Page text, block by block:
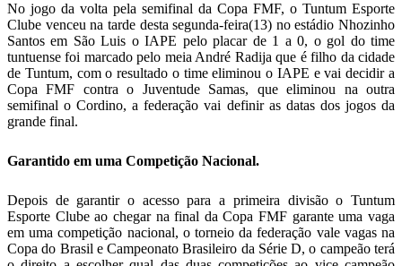
No jogo da volta pela semifinal da Copa FMF, o Tuntum Esporte
Clube venceu na tarde desta segunda-feira(13) no estádio Nhozinho
Santos em São Luis o IAPE pelo placar de 1 a 0, o gol do time
tuntuense foi marcado pelo meia André Radija que é filho da cidade
de Tuntum, com o resultado o time eliminou o IAPE e vai decidir a
Copa FMF contra o Juventude Samas, que eliminou na outra
semifinal o Cordino, a federação vai definir as datas dos jogos da
grande final.
Garantido em uma Competição Nacional.
Depois de garantir o acesso para a primeira divisão o Tuntum
Esporte Clube ao chegar na final da Copa FMF garante uma vaga
em uma competição nacional, o torneio da federação vale vagas na
Copa do Brasil e Campeonato Brasileiro da Série D, o campeão terá